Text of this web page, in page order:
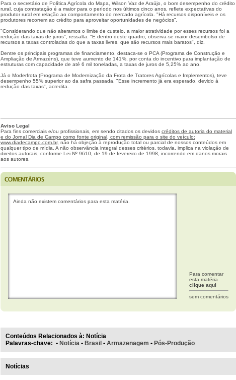
Para o secretário de Política Agrícola do Mapa, Wilson Vaz de Araújo, o bom desempenho do crédito
rural, cuja contratação é a maior para o período nos últimos cinco anos, reflete expectativas do
produtor rural em relação ao comportamento do mercado agrícola. "Há recursos disponíveis e os
produtores recorrem ao crédito para aproveitar oportunidades de negócios”.
"Considerando que não alteramos o limite de custeio, a maior atratividade por esses recursos foi a
redução das taxas de juros", ressalta. "E dentro deste quadro, observa-se maior desembolso de
recursos a taxas controladas do que a taxas livres, que são recursos mais baratos", diz.
Dentre os principais programas de financiamento, destaca-se o PCA (Programa de Construção e
Ampliação de Armazéns), que teve aumento de 141%, por conta do incentivo para implantação de
estruturas com capacidade de até 6 mil toneladas, a taxas de juros de 5,25% ao ano.
Já o Moderfrota (Programa de Modernização da Frota de Tratores Agrícolas e Implementos), teve
desempenho 55% superior ao da safra passada. "Esse incremento já era esperado, devido à
redução das taxas", acredita.
Aviso Legal
Para fins comerciais e/ou profissionais, em sendo citados os devidos créditos de autoria do material
e do Jornal Dia de Campo como fonte original, com remissão para o site do veículo:
www.diadecampo.com.br, não há objeção à reprodução total ou parcial de nossos conteúdos em
qualquer tipo de mídia. A não observância integral desses critérios, todavia, implica na violação de
direitos autorais, conforme Lei Nº 9610, de 19 de fevereiro de 1998, incorrendo em danos morais
aos autores.
Ainda não existem comentários para esta matéria.
Para comentar
esta matéria
clique aqui
sem comentários
Conteúdos Relacionados à: Notícia
Palavras-chave: • Notícia • Brasil • Armazenagem • Pós-Produção
Notícias